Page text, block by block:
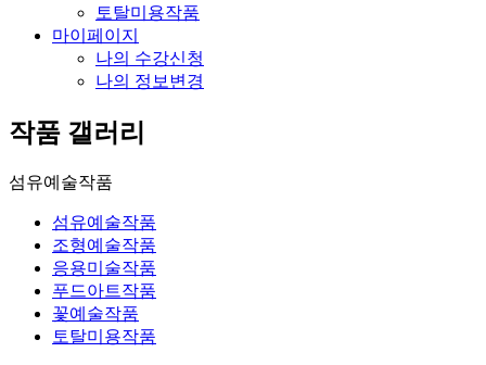
토탈미용작품
마이페이지
나의 수강신청
나의 정보변경
작품 갤러리
섬유예술작품
섬유예술작품
조형예술작품
응용미술작품
푸드아트작품
꽃예술작품
토탈미용작품